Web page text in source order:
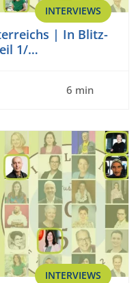
INTERVIEWS
| In Blitz-
1/…
6 min
INTERVIEWS